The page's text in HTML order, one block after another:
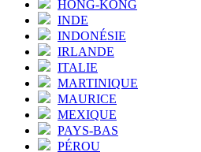
HONG-KONG
INDE
INDONÉSIE
IRLANDE
ITALIE
MARTINIQUE
MAURICE
MEXIQUE
PAYS-BAS
PÉROU